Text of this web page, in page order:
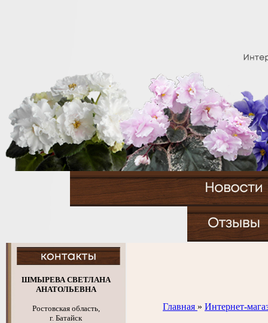
ШМЫРЕВА СВЕТЛАНА
АНАТОЛЬЕВНА
Ростовская область,
г. Батайск
Главная » Интернет-